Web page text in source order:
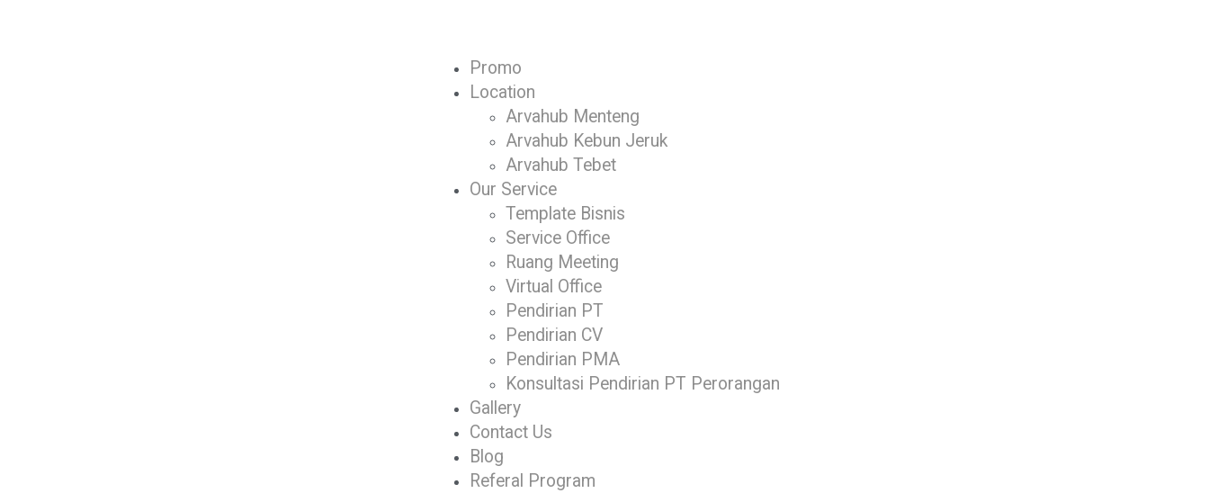
Promo
Location
Arvahub Menteng
Arvahub Kebun Jeruk
Arvahub Tebet
Our Service
Template Bisnis
Service Office
Ruang Meeting
Virtual Office
Pendirian PT
Pendirian CV
Pendirian PMA
Konsultasi Pendirian PT Perorangan
Gallery
Contact Us
Blog
Referal Program